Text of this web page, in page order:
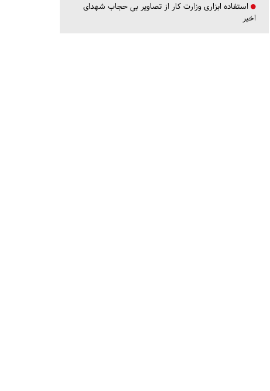
استفاده ابزاری وزارت کار از تصاویر بی حجاب شهدای
اخیر